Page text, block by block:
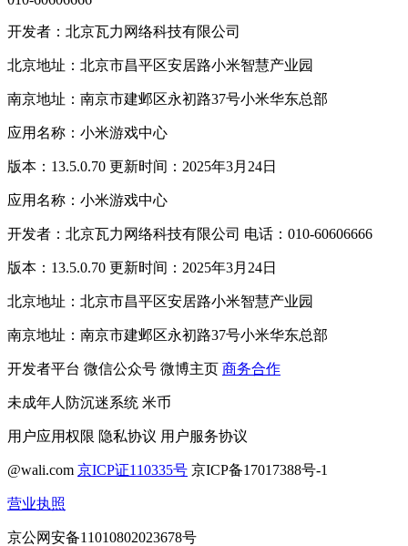
开发者：北京瓦力网络科技有限公司
北京地址：北京市昌平区安居路小米智慧产业园
南京地址：南京市建邺区永初路37号小米华东总部
应用名称：小米游戏中心
版本：13.5.0.70 更新时间：2025年3月24日
应用名称：小米游戏中心
开发者：北京瓦力网络科技有限公司 电话：010-60606666
版本：13.5.0.70 更新时间：2025年3月24日
北京地址：北京市昌平区安居路小米智慧产业园
南京地址：南京市建邺区永初路37号小米华东总部
开发者平台 微信公众号 微博主页 商务合作
未成年人防沉迷系统 米币
用户应用权限 隐私协议 用户服务协议
@wali.com 京ICP证110335号 京ICP备17017388号-1
营业执照
京公网安备11010802023678号